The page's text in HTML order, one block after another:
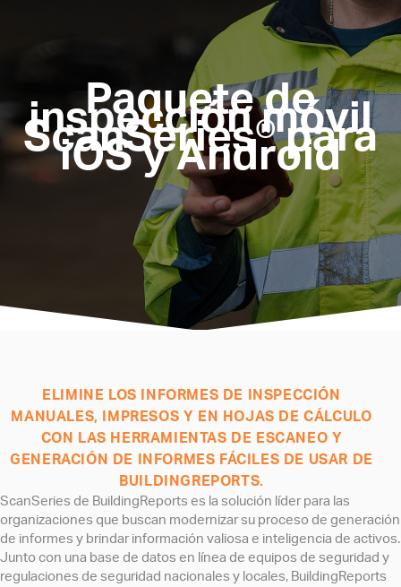
Paquete de
inspección móvil
ScanSeries® para
iOS y Android
ELIMINE LOS INFORMES DE INSPECCIÓN
MANUALES, IMPRESOS Y EN HOJAS DE CÁLCULO
CON LAS HERRAMIENTAS DE ESCANEO Y
GENERACIÓN DE INFORMES FÁCILES DE USAR DE
BUILDINGREPORTS.
ScanSeries de BuildingReports es la solución líder para las
organizaciones que buscan modernizar su proceso de generación
de informes y brindar información valiosa e inteligencia de activos.
Junto con una base de datos en línea de equipos de seguridad y
regulaciones de seguridad nacionales y locales, BuildingReports